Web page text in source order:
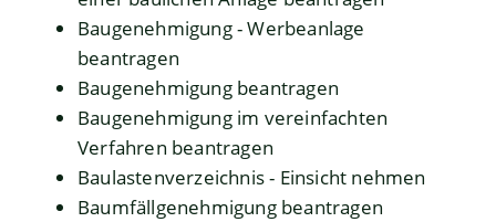
Baugenehmigung - Werbeanlage
beantragen
Baugenehmigung beantragen
Baugenehmigung im vereinfachten
Verfahren beantragen
Baulastenverzeichnis - Einsicht nehmen
Baumfällgenehmigung beantragen